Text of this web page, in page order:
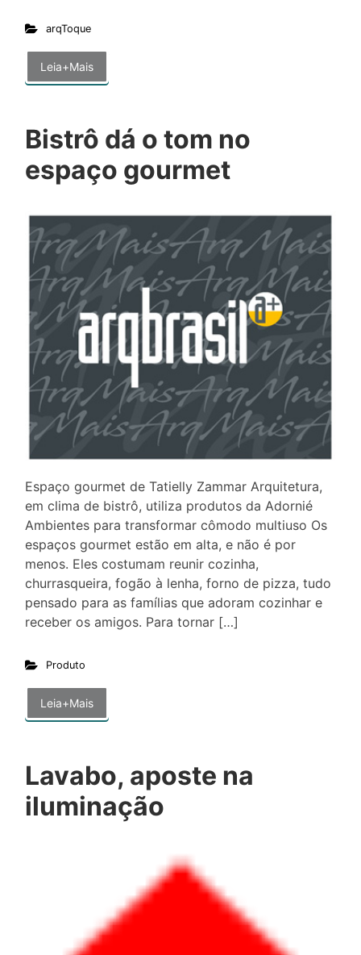
arqToque
Leia+Mais
Bistrô dá o tom no
espaço gourmet
Espaço gourmet de Tatielly Zammar Arquitetura,
em clima de bistrô, utiliza produtos da Adornié
Ambientes para transformar cômodo multiuso Os
espaços gourmet estão em alta, e não é por
menos. Eles costumam reunir cozinha,
churrasqueira, fogão à lenha, forno de pizza, tudo
pensado para as famílias que adoram cozinhar e
receber os amigos. Para tornar […]
Produto
Leia+Mais
Lavabo, aposte na
iluminação